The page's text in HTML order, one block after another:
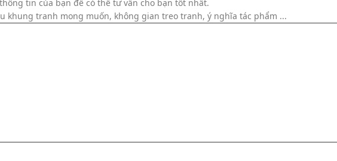
tin của bạn để có thể tư vấn cho bạn tốt nhất.
khung tranh mong muốn, không gian treo tranh, ý nghĩa tác phẩm ...